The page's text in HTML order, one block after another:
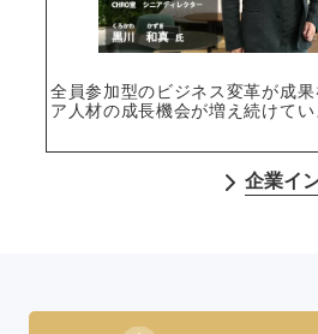
全員参加型のビジネス変革が成
ア人材の成長機会が増え続けてい
企業イ